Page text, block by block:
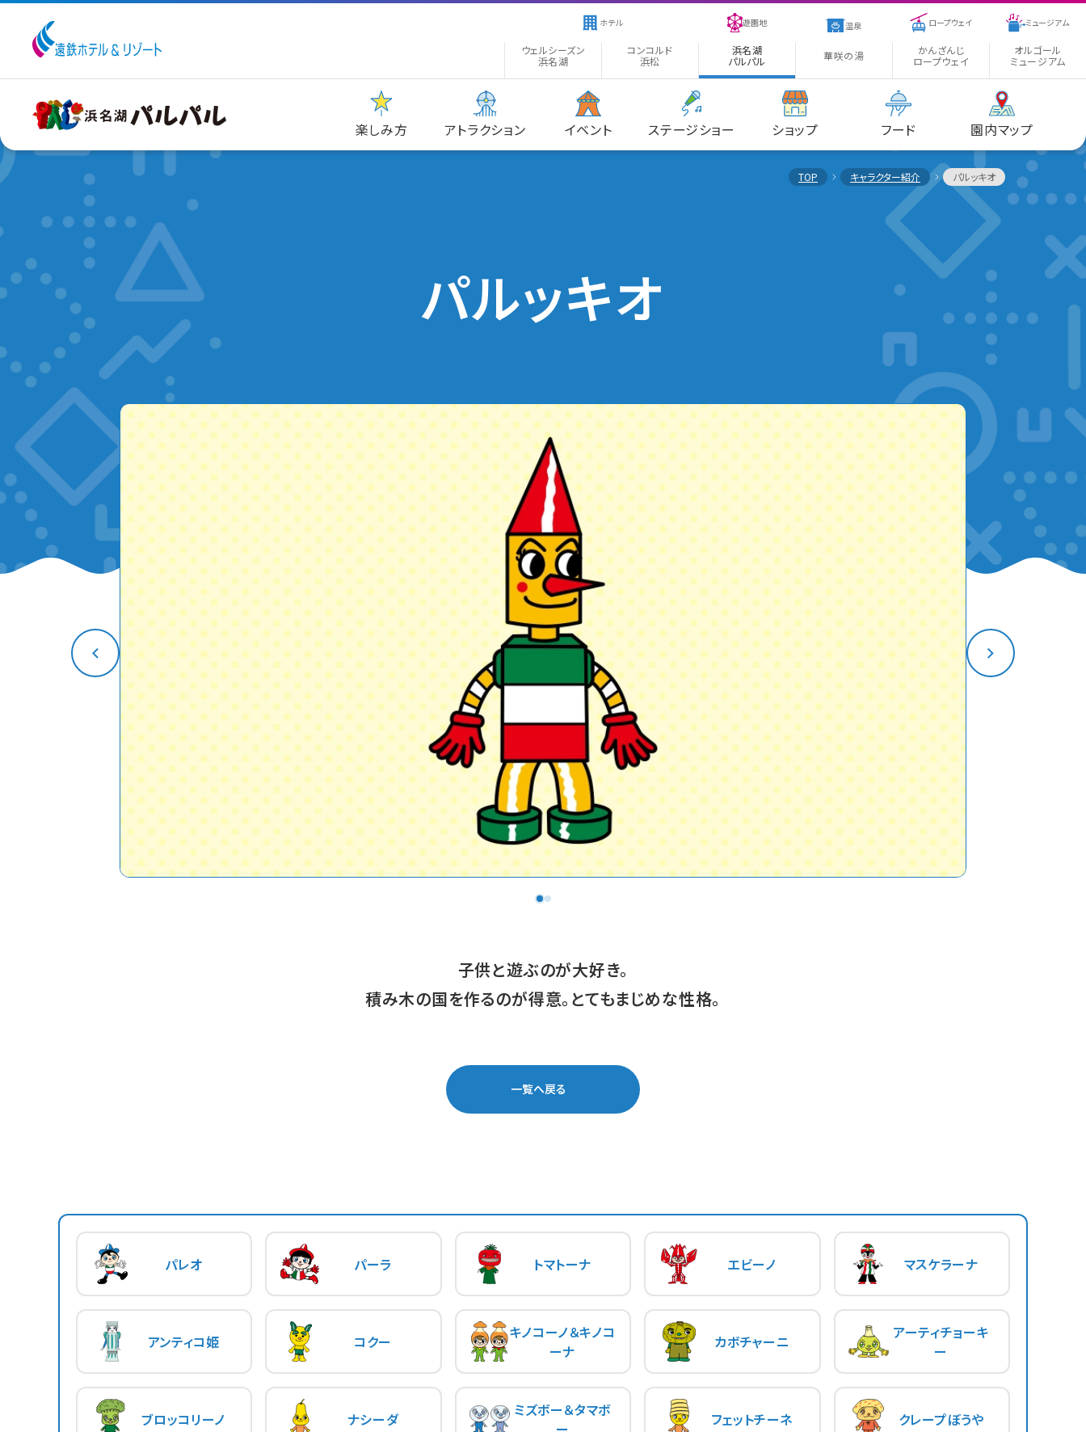
ホテル
ウェルシーズン
浜名湖
コンコルド
浜松
遊園地
浜名湖
パルパル
温泉
華咲の湯
ロープウェイ
かんざんじ
ロープウェイ
ミュージアム
オルゴール
ミュージアム
楽しみ方 アトラクション イベント ステージショー ショップ フード 園内マップ
TOP キャラクター紹介 パルッキオ
パルッキオ
子供と遊ぶのが大好き。
積み木の国を作るのが得意。とてもまじめな性格。
一覧へ戻る
パレオ パーラ トマトーナ エビーノ マスケラーナ
アンティコ姫 コクー
キノコーノ＆キノコ
ーナ
カボチャーニ
アーティチョーキ
ー
ブロッコリーノ ナシーダ
ミズボー＆タマボ
フェットチーネ クレープぼうや